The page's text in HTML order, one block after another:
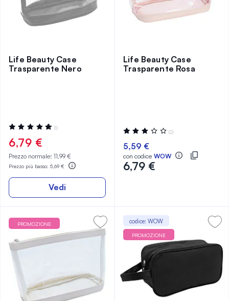
Life Beauty Case
Trasparente Nero
Valutazione:
100%
(1)
6,79 €
Prezzo normale: 11,99 €
Prezzo più basso: 5,69 €
Vedi
Life Beauty Case
Trasparente Rosa
Valutazione:
60%
(2)
5,59 €
con codice WOW
6,79 €
PROMOZIONE codice: WOW
PROMOZIONE